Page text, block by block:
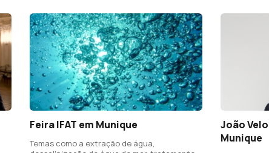
Feira IFAT em Munique
Temas como a extração de água,
João
Munique